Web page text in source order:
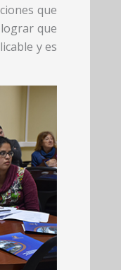
que
que
y es